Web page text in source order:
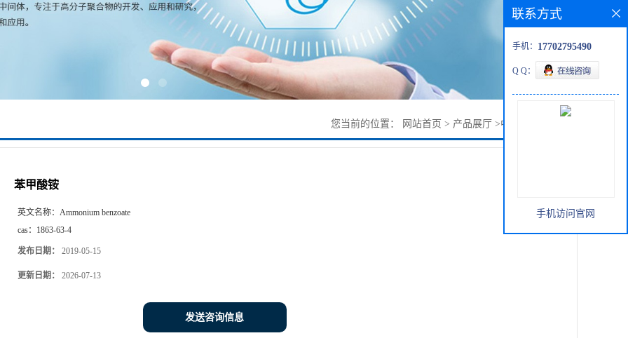
您当前的位置： 网站首页 > 产品展厅 >中间体
苯甲酸铵
英文名称： Ammonium benzoate
cas： 1863-63-4
发布日期： 2019-05-15
更新日期： 2026-07-13
发送咨询信息
联系方式
手机： 17702795490
Q Q：
手机访问官网